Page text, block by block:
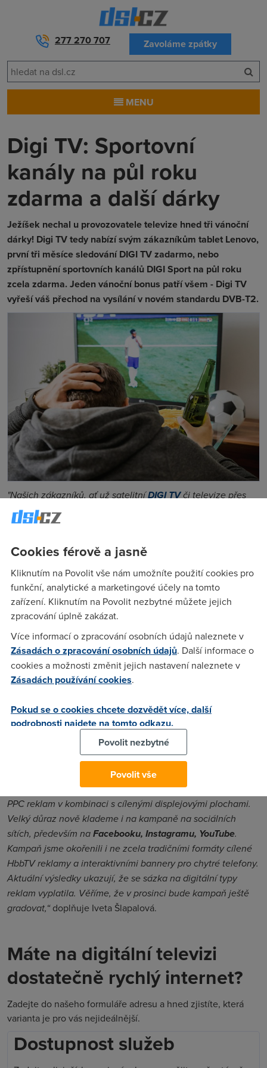
277 270 707 Zavoláme zpátky
MENU
Digi TV: Sportovní
kanály na půl roku
zdarma a další dárky
Ježíšek nechal u provozovatele televize hned tři vánoční
dárky! Digi TV tedy nabízí svým zákazníkům tablet Lenovo,
první tři měsíce sledování DIGI TV zadarmo, nebo
zpřístupnění sportovních kanálů DIGI Sport na půl roku
zcela zdarma. Jeden vánoční bonus patří všem - Digi TV
vyřeší váš přechod na vysílání v novém standardu DVB-T2.
"Našich zákazníků, ať už satelitníDIGI TVči televize přes
internet, se přechod na nový vysílací standard nijak
nedotkne. Naproti tomu u klasické televize přes anténu si
nový televizor. A pak zjistí, že sice mají moderní přístroj, ale
například Novu a Primu stejně budounadále přijímat v
nižším rozlišení. UDIGI TVmohou naproti tomu sledovat
HD kvalitě více než padesát televizních kanálůvčetně
všech stanic Novy a Primy,“
Hladký přechod na DVB-T2 není jediné, co pro zákazníky
DIGI TVmá. Mohou navíc získat i tablet Lenovo. Pokud máte
u Digi TV satelitní televizi, je třeba si k tarifů dokoupit i
zadarmo, v rámci které mohou získat nabušenou televizi id
Digina první tři měsíc zdarma. Třetí dárek ocení zejeména
sportovní fanoušci - mohou získatsportovní kanály
na půl roku zdarma.
"Pro kampaň jsme se rozhodli využít téměř
digitálních kanálů. Využíváme především výkonnostních
PPC reklam v kombinaci s cílenými displejovými plochami.
Velký důraz nově klademe i na kampaně na sociálních
sítích, především naFacebooku, Instagramu, YouTube.
Kampaň jsme okořenili i ne zcela tradičními formáty cílené
HbbTV reklamy a interaktivními bannery pro chytré telefony.
Aktuální výsledky ukazují, že se sázka na digitální typy
reklam vyplatila. Věříme, že v prosinci bude kampaň ještě
gradovat,“doplňuje Iveta Šlapalová.
Máte na digitální televizi
dostatečně rychlý internet?
Zadejte do našeho formuláře adresu a hned zjistíte, která
varianta je pro vás nejideálnější.
Dostupnost služeb
Cookies férově a jasně
Kliknutím na Povolit vše nám umožníte použití cookies pro
funkční, analytické a marketingové účely na tomto
zařízení. Kliknutím na Povolit nezbytné můžete jejich
zpracování úplně zakázat.
Více informací o zpracování osobních údajů naleznete v
Zásadách o zpracování osobních údajů. Další informace o
cookies a možnosti změnit jejich nastavení naleznete v
Zásadách používání cookies.
Pokud se o cookies chcete dozvědět více, další
podrobnosti najdete na tomto odkazu.
Povolit nezbytné
Povolit vše